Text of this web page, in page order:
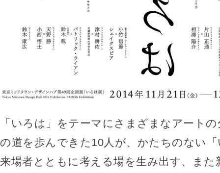
「いろは」をテーマにさまざまなアート
の道を歩んできた10人が、かたちのない
来場者とともに考える場を生み出す、また